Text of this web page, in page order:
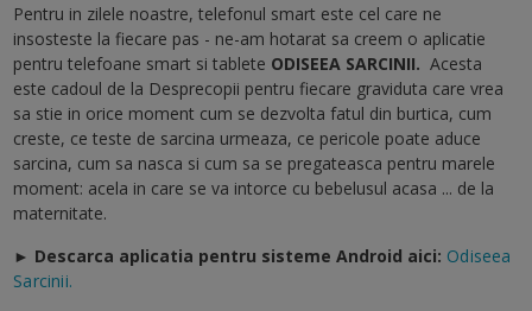
Pentru in zilele noastre, telefonul smart este cel care ne
insosteste la fiecare pas - ne-am hotarat sa creem o aplicatie
pentru telefoane smart si tablete ODISEEA SARCINII. Acesta
este cadoul de la Desprecopii pentru fiecare graviduta care vrea
sa stie in orice moment cum se dezvolta fatul din burtica, cum
creste, ce teste de sarcina urmeaza, ce pericole poate aduce
sarcina, cum sa nasca si cum sa se pregateasca pentru marele
moment: acela in care se va intorce cu bebelusul acasa ... de la
maternitate.
► Descarca aplicatia pentru sisteme Android aici: Odiseea
Sarcinii.